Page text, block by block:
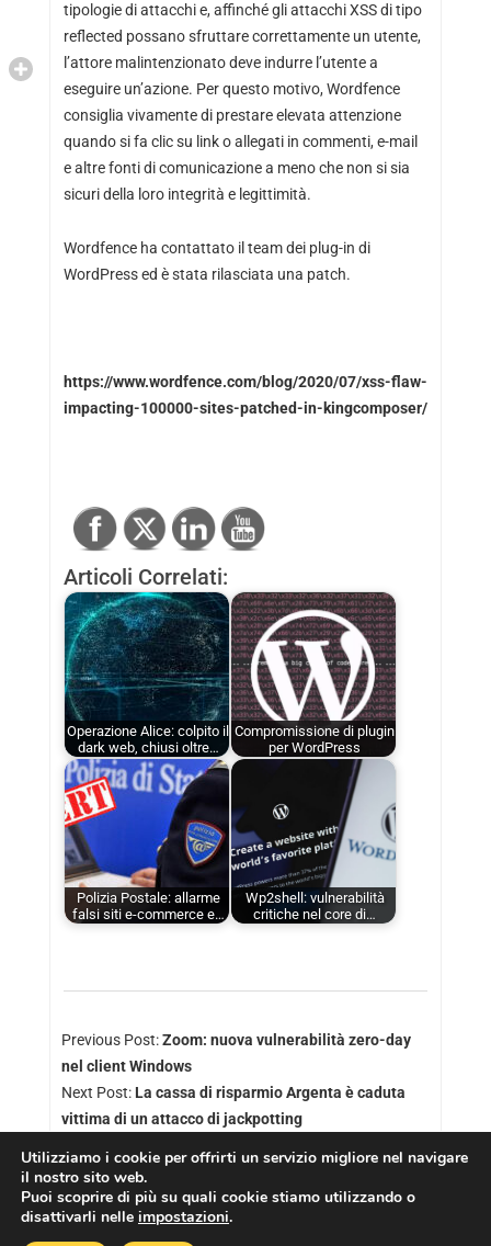
tipologie di attacchi e, affinché gli attacchi XSS di tipo
reflected possano sfruttare correttamente un utente,
l’attore malintenzionato deve indurre l’utente a
eseguire un’azione. Per questo motivo, Wordfence
consiglia vivamente di prestare elevata attenzione
quando si fa clic su link o allegati in commenti, e-mail
e altre fonti di comunicazione a meno che non si sia
sicuri della loro integrità e legittimità.
Wordfence ha contattato il team dei plug-in di
WordPress ed è stata rilasciata una patch.
https://www.wordfence.com/blog/2020/07/xss-flaw-
impacting-100000-sites-patched-in-kingcomposer/
Articoli Correlati:
Operazione Alice: colpito il
dark web, chiusi oltre…
Compromissione di plugin
per WordPress
Polizia Postale: allarme
falsi siti e-commerce e…
Wp2shell: vulnerabilità
critiche nel core di…
Previous Post:Zoom: nuova vulnerabilità zero-day
nel client Windows
Next Post: La cassa di risparmio Argenta è caduta
vittima di un attacco di jackpotting
Utilizziamo i cookie per offrirti un servizio migliore nel navigare
il nostro sito web.
Puoi scoprire di più su quali cookie stiamo utilizzando o
disattivarli nelle impostazioni.